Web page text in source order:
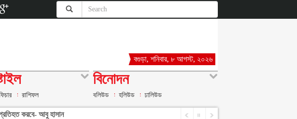
বগুড়া, শনিবার, ৮ আগস্ট, ২০২৬
রাশিফল
বিনোদন
বলিউড হলিউড ঢালিউড
প্রতিহত করবে- আবু হাসান